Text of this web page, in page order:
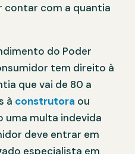
contar com a quantia
do Poder
tem direito à
que vai de 80 a
à construtora ou
uma multa indevida
deve entrar em
especialista em